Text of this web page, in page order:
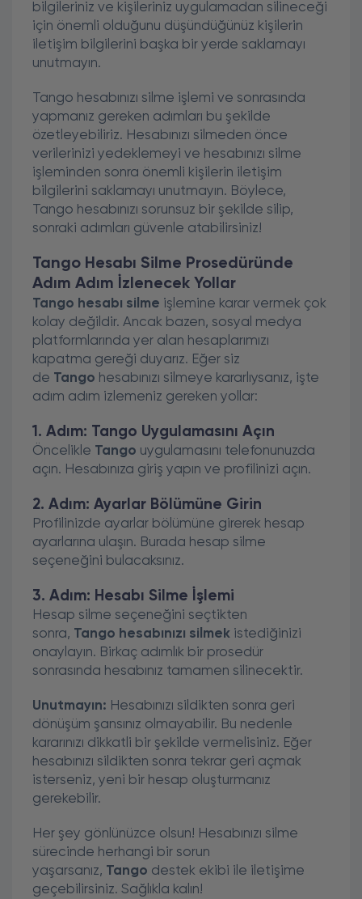
bilgileriniz ve kişileriniz uygulamadan silineceği
için önemli olduğunu düşündüğünüz kişilerin
iletişim bilgilerini başka bir yerde saklamayı
unutmayın.
Tango hesabınızı silme işlemi ve sonrasında
yapmanız gereken adımları bu şekilde
özetleyebiliriz. Hesabınızı silmeden önce
verilerinizi yedeklemeyi ve hesabınızı silme
işleminden sonra önemli kişilerin iletişim
bilgilerini saklamayı unutmayın. Böylece,
Tango hesabınızı sorunsuz bir şekilde silip,
sonraki adımları güvenle atabilirsiniz!
Tango Hesabı Silme Prosedüründe
Adım Adım İzlenecek Yollar
Tango hesabı silme işlemine karar vermek çok
kolay değildir. Ancak bazen, sosyal medya
platformlarında yer alan hesaplarımızı
kapatma gereği duyarız. Eğer siz
de Tango hesabınızı silmeye kararlıysanız, işte
adım adım izlemeniz gereken yollar:
1. Adım: Tango Uygulamasını Açın
Öncelikle Tango uygulamasını telefonunuzda
açın. Hesabınıza giriş yapın ve profilinizi açın.
2. Adım: Ayarlar Bölümüne Girin
Profilinizde ayarlar bölümüne girerek hesap
ayarlarına ulaşın. Burada hesap silme
seçeneğini bulacaksınız.
3. Adım: Hesabı Silme İşlemi
Hesap silme seçeneğini seçtikten
sonra, Tango hesabınızı silmek istediğinizi
onaylayın. Birkaç adımlık bir prosedür
sonrasında hesabınız tamamen silinecektir.
Unutmayın: Hesabınızı sildikten sonra geri
dönüşüm şansınız olmayabilir. Bu nedenle
kararınızı dikkatli bir şekilde vermelisiniz. Eğer
hesabınızı sildikten sonra tekrar geri açmak
isterseniz, yeni bir hesap oluşturmanız
gerekebilir.
Her şey gönlünüzce olsun! Hesabınızı silme
sürecinde herhangi bir sorun
yaşarsanız, Tango destek ekibi ile iletişime
geçebilirsiniz. Sağlıkla kalın!